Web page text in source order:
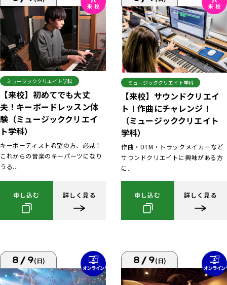
ミュージッククリエイト学科
【来校】初めてでも大丈
夫！キーボードレッスン体
験（ミュージッククリエイ
ト学科）
キーボーディスト希望の方、必見！
これからの音楽のキーパーツになり
うる...
申し込む 詳しく見る
ミュージッククリエイト学科
【来校】サウンドクリエイ
ト！作曲にチャレンジ！
（ミュージッククリエイト
学科）
作曲・DTM・トラックメイカーなど
サウンドクリエイトに興味がある方
に...
申し込む 詳しく見る
8/9(日) 8/9(日)